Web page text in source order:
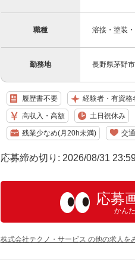
職種 溶接・塗装
勤務地 長野県茅野
履歴書不要 経験者・有資格
高収入・高額 土日祝休み
残業少なめ(月20h未満) 交
応募締め切り: 2026/08/31
応募
かん
株式会社テクノ・サービス の他の求人を